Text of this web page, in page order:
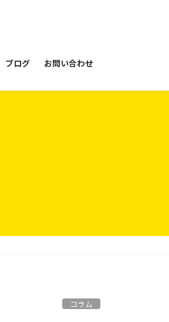
ブログ お問い合わせ
コラム